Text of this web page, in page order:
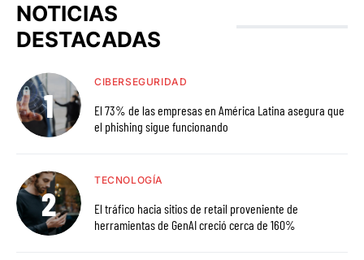
NOTICIAS
DESTACADAS
CIBERSEGURIDAD
El 73% de las empresas en América Latina asegura que
el phishing sigue funcionando
TECNOLOGÍA
El tráfico hacia sitios de retail proveniente de
herramientas de GenAI creció cerca de 160%